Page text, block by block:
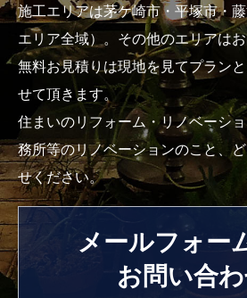
施工エリアは茅ケ崎市・平塚市・
エリア全域）。その他のエリアは
無料お見積りは現地を見てプラン
せて頂きます。
住まいのリフォーム・リノベーシ
務所等のリノベーションのこと、
せください。
メールフォー
お問い合